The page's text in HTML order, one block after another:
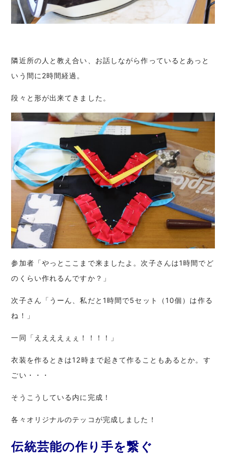
隣近所の人と教え合い、お話しながら作っているとあっと
いう間に2時間経過。
段々と形が出来てきました。
参加者「やっとここまで来ましたよ。次子さんは1時間でど
のくらい作れるんですか？」
次子さん「うーん、私だと1時間で5セット（10個）は作る
ね！」
一同「ええええぇぇ！！！！」
衣装を作るときは12時まで起きて作ることもあるとか。す
ごい・・・
そうこうしている内に完成！
各々オリジナルのテッコが完成しました！
伝統芸能の作り手を繋ぐ